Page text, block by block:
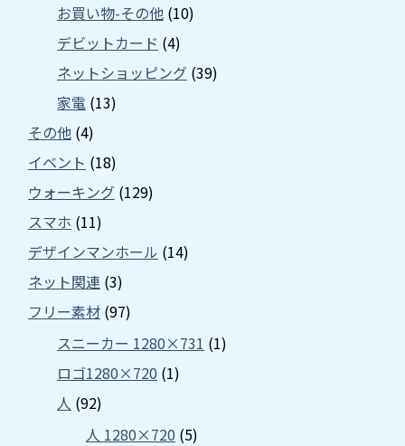
お買い物-その他 (10)
デビットカード (4)
ネットショッピング (39)
家電 (13)
その他 (4)
イベント (18)
ウォーキング (129)
スマホ (11)
デザインマンホール (14)
ネット関連 (3)
フリー素材 (97)
スニーカー 1280×731 (1)
ロゴ1280×720 (1)
人 (92)
人 1280×720 (5)